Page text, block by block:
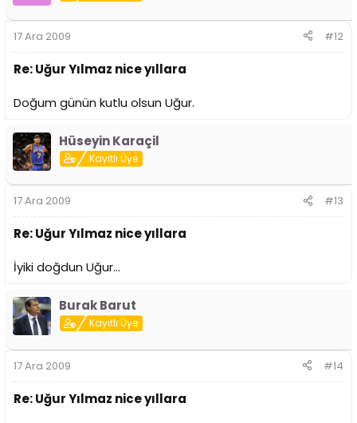
17 Ara 2009 #12
Re: Uğur Yılmaz nice yıllara
Doğum günün kutlu olsun Uğur.
Hüseyin Karaçil
Kayıtlı Üye
17 Ara 2009 #13
Re: Uğur Yılmaz nice yıllara
İyiki doğdun Uğur...
Burak Barut
Kayıtlı Üye
17 Ara 2009 #14
Re: Uğur Yılmaz nice yıllara